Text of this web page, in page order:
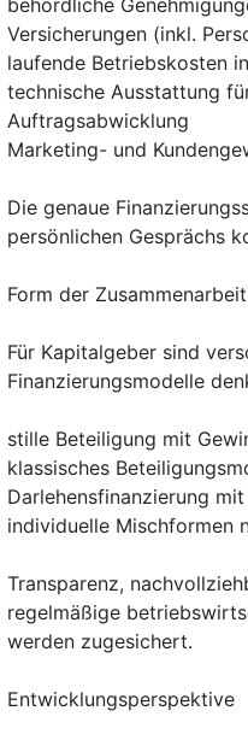
behördliche
Versicherungen (inkl.
laufende Betriebskosten
technische Ausstattung
Auftragsabwicklung
Marketing- und
Die genaue
persönlichen Gesprächs
Form der Zusammenarbeit
Für Kapitalgeber sind
Finanzierungsmodelle
stille Beteiligung mit
klassisches
Darlehensfinanzierung
individuelle Mischformen
Transparenz,
regelmäßige
werden zugesichert.
Entwicklungsperspektive